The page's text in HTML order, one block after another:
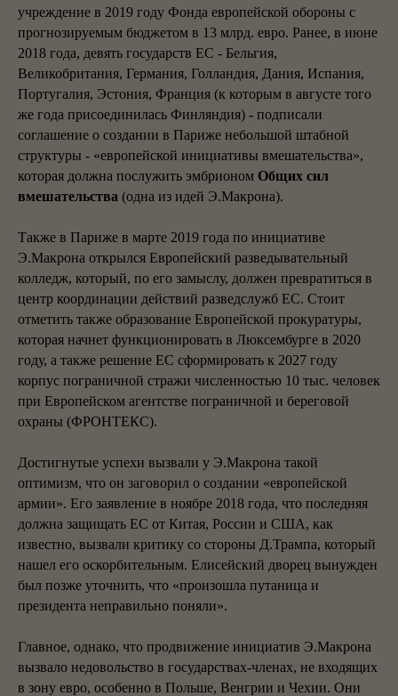
учреждение в 2019 году Фонда европейской обороны с
прогнозируемым бюджетом в 13 млрд. евро. Ранее, в июне
2018 года, девять государств ЕС - Бельгия,
Великобритания, Германия, Голландия, Дания, Испания,
Португалия, Эстония, Франция (к которым в августе того
же года присоединилась Финляндия) - подписали
соглашение о создании в Париже небольшой штабной
структуры - «европейской инициативы вмешательства»,
которая должна послужить эмбрионом Общих сил
вмешательства (одна из идей Э.Макрона).
Также в Париже в марте 2019 года по инициативе
Э.Макрона открылся Европейский разведывательный
колледж, который, по его замыслу, должен превратиться в
центр координации действий разведслужб ЕС. Стоит
отметить также образование Европейской прокуратуры,
которая начнет функционировать в Люксембурге в 2020
году, а также решение ЕС сформировать к 2027 году
корпус пограничной стражи численностью 10 тыс. человек
при Европейском агентстве пограничной и береговой
охраны (ФРОНТЕКС).
Достигнутые успехи вызвали у Э.Макрона такой
оптимизм, что он заговорил о создании «европейской
армии». Его заявление в ноябре 2018 года, что последняя
должна защищать ЕС от Китая, России и США, как
известно, вызвали критику со стороны Д.Трампа, который
нашел его оскорбительным. Елисейский дворец вынужден
был позже уточнить, что «произошла путаница и
президента неправильно поняли».
Главное, однако, что продвижение инициатив Э.Макрона
вызвало недовольство в государствах-членах, не входящих
в зону евро, особенно в Польше, Венгрии и Чехии. Они